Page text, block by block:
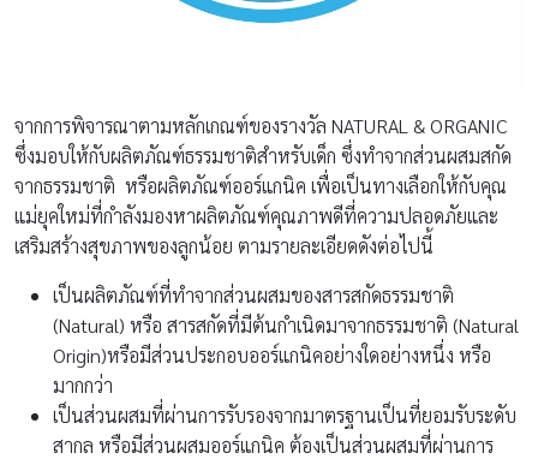
จากการพิจารณาตามหลักเกณฑ์ของรางวัล NATURAL & ORGANIC
ซึ่งมอบให้กับผลิตภัณฑ์ธรรมชาติสำหรับเด็ก ซึ่งทำจากส่วนผสมสกัด
จากธรรมชาติ หรือผลิตภัณฑ์ออร์แกนิค เพื่อเป็นทางเลือกให้กับคุณ
แม่ยุคใหม่ที่กำลังมองหาผลิตภัณฑ์คุณภาพดีที่ความปลอดภัยและ
เสริมสร้างสุขภาพของลูกน้อย ตามรายละเอียดดังต่อไปนี้
เป็นผลิตภัณฑ์ที่ทำจากส่วนผสมของสารสกัดธรรมชาติ
(Natural) หรือ สารสกัดที่มีต้นกำเนิดมาจากธรรมชาติ (Natural
Origin)หรือมีส่วนประกอบออร์แกนิคอย่างใดอย่างหนึ่ง หรือ
มากกว่า
เป็นส่วนผสมที่ผ่านการรับรองจากมาตรฐานเป็นที่ยอมรับระดับ
สากล หรือมีส่วนผสมออร์แกนิค ต้องเป็นส่วนผสมที่ผ่านการ